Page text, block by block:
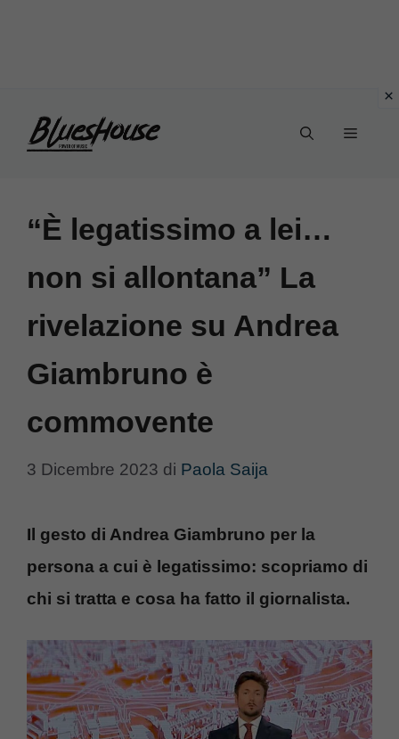
Menu
“È legatissimo a lei…
non si allontana” La
rivelazione su Andrea
Giambruno è
commovente
3 Dicembre 2023 di Paola Saija
Il gesto di Andrea Giambruno per la
persona a cui è legatissimo: scopriamo di
chi si tratta e cosa ha fatto il giornalista.